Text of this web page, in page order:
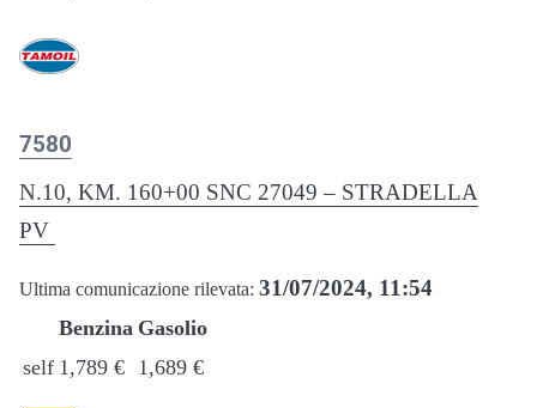
7580
N.10, KM. 160+00 SNC 27049 – STRADELLA
PV
Ultima comunicazione rilevata: 31/07/2024, 11:54
Benzina Gasolio
self 1,789 € 1,689 €